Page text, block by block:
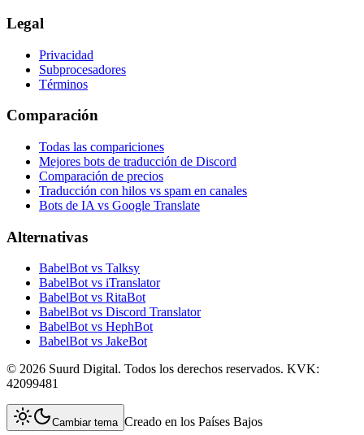
Legal
Privacidad
Subprocesadores
Términos
Comparación
Todas las compariciones
Mejores bots de traducción de Discord
Comparación de precios
Traducción con hilos vs spam en canales
Bots de IA vs Google Translate
Alternativas
BabelBot vs Talksy
BabelBot vs iTranslator
BabelBot vs RitaBot
BabelBot vs Discord Translator
BabelBot vs HephBot
BabelBot vs JakeBot
© 2026 Suurd Digital. Todos los derechos reservados. KVK:
42099481
Cambiar tema Creado en los Países Bajos